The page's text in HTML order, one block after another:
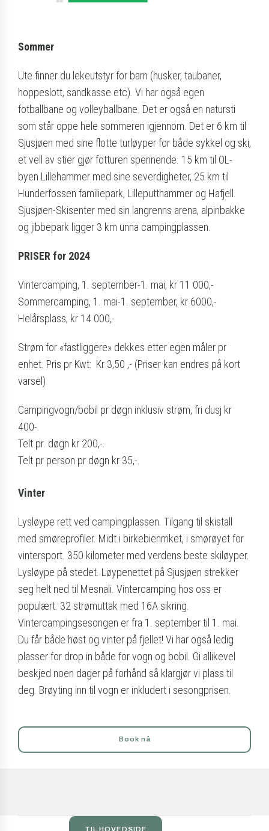
Sommer
Ute finner du lekeutstyr for barn (husker, taubaner,
hoppeslott, sandkasse etc). Vi har også egen
fotballbane og volleyballbane. Det er også en natursti
som står oppe hele sommeren igjennom. Det er 6 km til
Sjusjøen med sine flotte turløyper for både sykkel og ski,
et vell av stier gjør fotturen spennende. 15 km til OL-
byen Lillehammer med sine severdigheter, 25 km til
Hunderfossen familiepark, Lilleputthammer og Hafjell.
Sjusjøen-Skisenter med sin langrenns arena, alpinbakke
og jibbepark ligger 3 km unna campingplassen.
PRISER for 2024
Vintercamping, 1. september-1. mai, kr 11 000,-
Sommercamping, 1. mai-1. september, kr 6000,-
Helårsplass, kr 14 000,-
Strøm for «fastliggere» dekkes etter egen måler pr
enhet. Pris pr Kwt: Kr 3,50 ,- (Priser kan endres på kort
varsel)
Campingvogn/bobil pr døgn inklusiv strøm, fri dusj kr
400-.
Telt pr. døgn kr 200,-.
Telt pr person pr døgn kr 35,-.
Vinter
Lysløype rett ved campingplassen. Tilgang til skistall
med smøreprofiler. Midt i birkebienrriket, i smørøyet for
vintersport. 350 kilometer med verdens beste skiløyper.
Lysløype på stedet. Løypenettet på Sjusjøen strekker
seg helt ned til Mesnali. Vintercamping hos oss er
populært. 32 strømuttak med 16A sikring.
Vintercampingsesongen er fra 1. september til 1. mai.
Du får både høst og vinter på fjellet! Vi har også ledig
plasser for drop in både for vogn og bobil. Gi allikevel
beskjed noen dager på forhånd så klargjør vi plass til
deg. Brøyting inn til vogn er inkludert i sesongprisen.
Book nå
TIL HOVEDSIDE